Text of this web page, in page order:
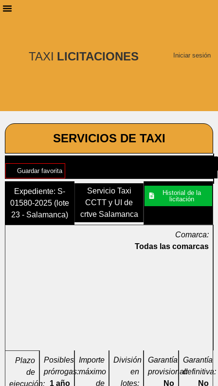
TAXI LICITACIONES Iniciar sesión
SERVICIOS DE TAXI
Guardar favorita
Expediente: S-
01580-2025 (lote
23 - Salamanca)
Servicio Taxi
CCTT y UI de
crtve Salamanca
Historial de la
licitación
Comarca:
Todas las comarcas
Plazo
de
ejecución:
Posibles
prórrogas:
1 año
Importe
máximo
de
División
en
lotes:
Garantía
provisional:
No
Garantía
definitiva:
No